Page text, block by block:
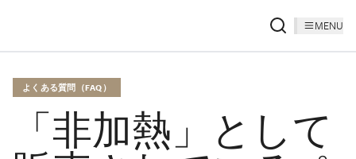
MENU
よくある質問（FAQ）
「非加熱」として